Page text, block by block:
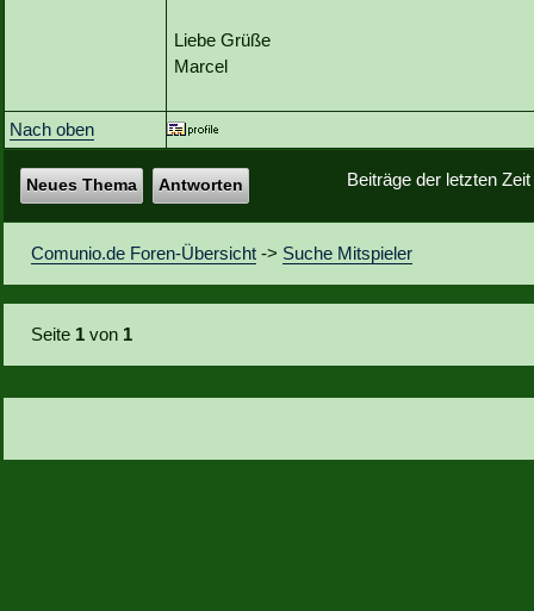
Liebe Grüße
Marcel
Nach oben
Beiträge der letzten
Neues Thema Antworten
Comunio.de Foren-Übersicht -> Suche Mitspieler
Seite 1 von 1